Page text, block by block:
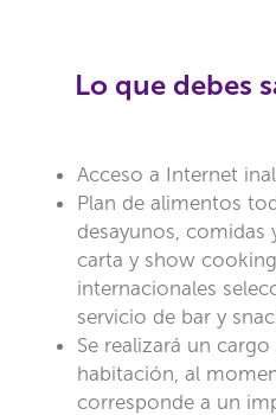
Lo que debes
Acceso a Internet
Plan de alimentos
desayunos, comidas
carta y show
internacionales
servicio de bar y
Se realizará un
habitación, al
corresponde a un